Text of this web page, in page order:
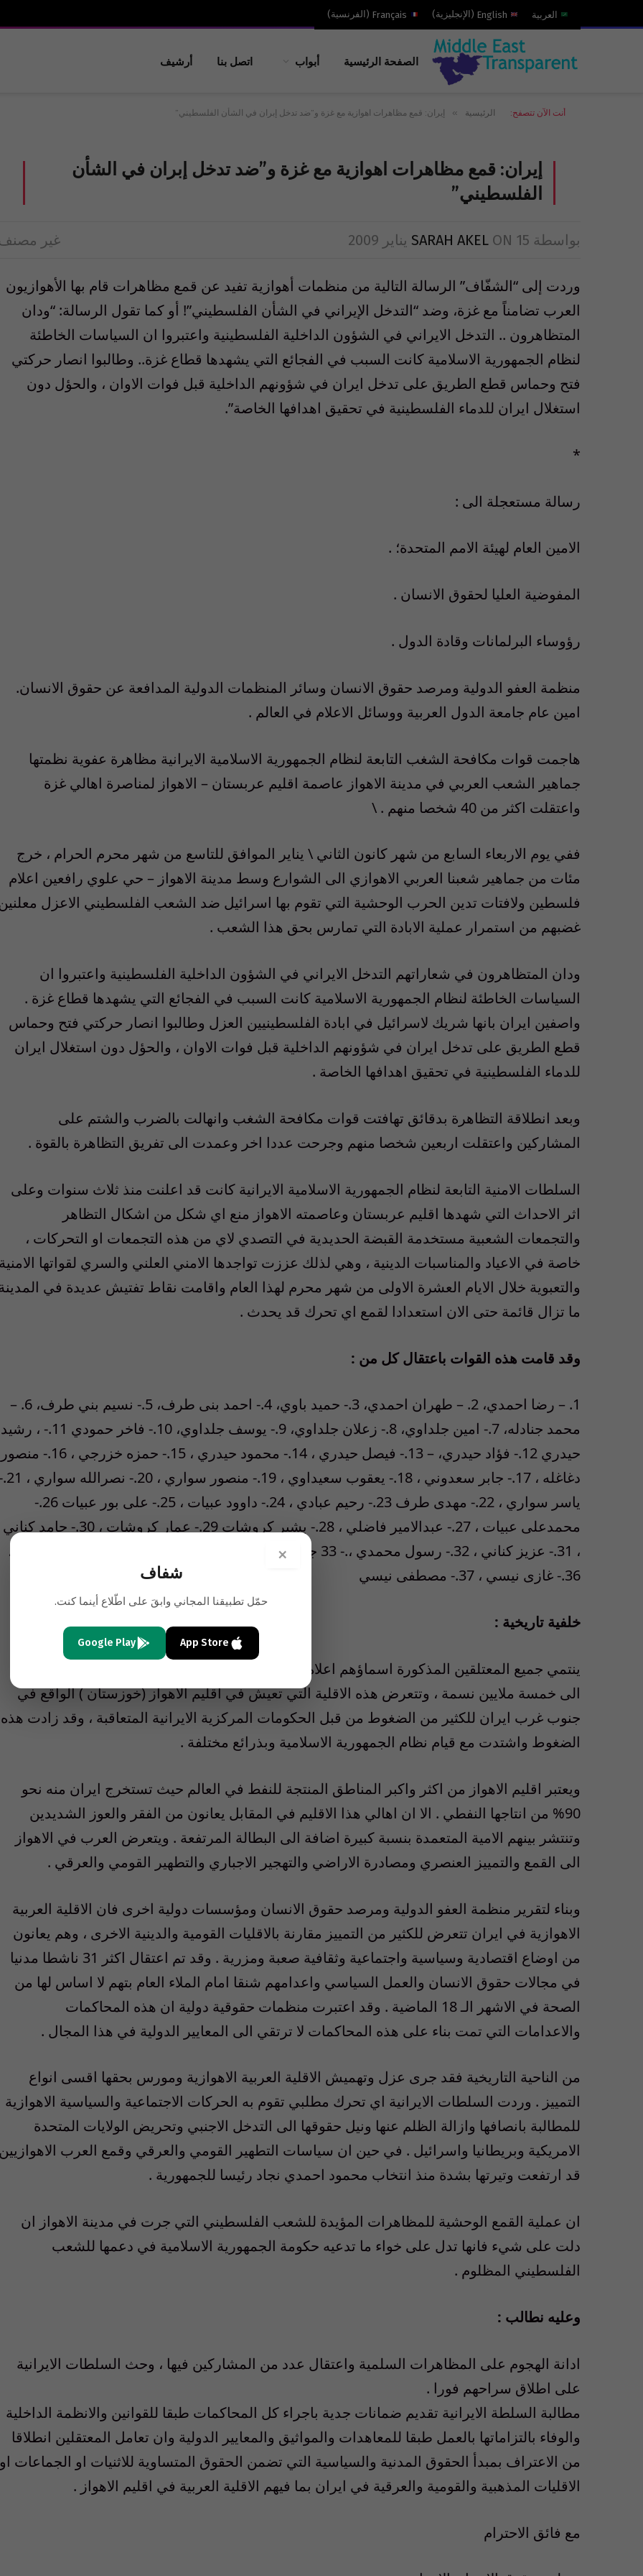
العربية English
( الإنجليزية)
Français
( الفرنسية)
الصفحة الرئيسية أبواب اتصل بنا أرشيف
أنت الآن تتصفح: الرئيسية » إيران: قمع مظاهرات اهوازية مع غزة و”ضد تدخل إبران في الشأن الفلسطيني”
إيران: قمع مظاهرات اهوازية مع غزة و”ضد تدخل إبران في الشأن
الفلسطيني”
بواسطة SARAH AKEL ON 15 يناير 2009 غير
وردت إلى “الشفّاف” الرسالة التالية من منظمات أهوازية تفيد عن قمع مظاهرات قام بها الأهوازيون
العرب تضامناً مع غزة، وضد “التدخل الإيراني في الشأن الفلسطيني”! أو كما تقول الرسالة: “ودان
المتظاهرون .. التدخل الايراني في الشؤون الداخلية الفلسطينية واعتبروا ان السياسات الخاطئة
لنظام الجمهورية الاسلامية كانت السبب في الفجائع التي يشهدها قطاع غزة.. وطالبوا انصار حركتي
فتح وحماس قطع الطريق على تدخل ايران في شؤونهم الداخلية قبل فوات الاوان ، والحؤل دون
استغلال ايران للدماء الفلسطينية في تحقيق اهدافها الخاصة”.
*
رسالة مستعجلة الى :
الامين العام لهيئة الامم المتحدة؛ .
المفوضية العليا لحقوق الانسان .
رؤوساء البرلمانات وقادة الدول .
منظمة العفو الدولية ومرصد حقوق الانسان وسائر المنظمات الدولية المدافعة عن حقوق الانسان.
امين عام جامعة الدول العربية ووسائل الاعلام في العالم .
هاجمت قوات مكافحة الشغب التابعة لنظام الجمهورية الاسلامية الايرانية مظاهرة عفوية نظمتها
جماهير الشعب العربي في مدينة الاهواز عاصمة اقليم عربستان – الاهواز لمناصرة اهالي غزة
واعتقلت اكثر من 40 شخصا منهم . \
ففي يوم الاربعاء السابع من شهر كانون الثاني \ يناير الموافق للتاسع من شهر محرم الحرام ، خرج
مئات من جماهير شعبنا العربي الاهوازي الى الشوارع وسط مدينة الاهواز – حي علوي رافعين اعلام
فلسطين ولافتات تدين الحرب الوحشية التي تقوم بها اسرائيل ضد الشعب الفلسطيني الاعزل
غضبهم من استمرار عملية الابادة التي تمارس بحق هذا الشعب .
ودان المتظاهرون في شعاراتهم التدخل الايراني في الشؤون الداخلية الفلسطينية واعتبروا ان
السياسات الخاطئة لنظام الجمهورية الاسلامية كانت السبب في الفجائع التي يشهدها قطاع غزة .
واصفين ايران بانها شريك لاسرائيل في ابادة الفلسطينيين العزل وطالبوا انصار حركتي فتح وحماس
قطع الطريق على تدخل ايران في شؤونهم الداخلية قبل فوات الاوان ، والحؤل دون استغلال ايران
للدماء الفلسطينية في تحقيق اهدافها الخاصة .
وبعد انطلاقة التظاهرة بدقائق تهافتت قوات مكافحة الشغب وانهالت بالضرب والشتم على
المشاركين واعتقلت اربعين شخصا منهم وجرحت عددا اخر وعمدت الى تفريق التظاهرة بالقوة .
السلطات الامنية التابعة لنظام الجمهورية الاسلامية الايرانية كانت قد اعلنت منذ ثلاث سنوات وعلى
اثر الاحداث التي شهدها اقليم عربستان وعاصمته الاهواز منع اي شكل من اشكال التظاهر
والتجمعات الشعبية مستخدمة القبضة الحديدية في التصدي لاي من هذه التجمعات او التحركات ،
خاصة في الاعياد والمناسبات الدينية ، وهي لذلك عززت تواجدها الامني العلني والسري لقواتها الامنية
والتعبوية خلال الايام العشرة الاولى من شهر محرم لهذا العام واقامت نقاط تفتيش عديدة في
ما تزال قائمة حتى الان استعدادا لقمع اي تحرك قد يحدث .
وقد قامت هذه القوات باعتقال كل من :
1. – رضا احمدي، 2. – طهران احمدي، 3.- حمید باوي، 4.- احمد بنی طرف، 5.- نسیم بني طرف، 6. –
محمد جنادله، 7.- امین جلداوي، 8.- زعلان جلداوي، 9.- یوسف جلداوي، 10.- فاخر حمودي 11.- ، رشید
حیدري 12.- فؤاد حیدري، – 13.- فیصل حیدري ، 14.- محمود حیدري ، 15.- حمزه خزرجي ، 16.- منصور
دغاغله ، 17.- جابر سعدوني ، 18.- یعقوب سعیداوي ، 19.- منصور سواري ، 20.- نصرالله سواري ، 21.-
یاسر سواري ، 22.- مهدی طرف 23.- رحیم عبادي ، 24.- داوود عبیات ، 25.- علی بور عبیات 26.-
محمدعلی عبیات ، 27.- عبدالامیر فاضلي ، 28.- بشیر کروشات 29.- عمار کروشات ، 30.- حامد کناني
، 31.- عزیز کناني ، 32.- رسول محمدي ،.- 33 جابر منصوري ، 34.- علی موسوي ، 35.- ناصر مهاوي ،
36.- غازی نیسي ، 37.- مصطفی نیسي
خلفية تاريخية :
ينتمي جميع المعتلقين المذكورة اسماؤهم اعلاه الى الاقلية العربية الاهوازية التي يصل عدد افرادها
الى خمسة ملايين نسمة ، وتتعرض هذه الاقلية التي تعيش في اقليم الاهواز (خوزستان ) الواقع في
جنوب غرب ايران للكثير من الضغوط من قبل الحكومات المركزية الايرانية المتعاقبة ، وقد زادت هذه
الضغوط واشتدت مع قيام نظام الجمهورية الاسلامية وبذرائع مختلفة .
ويعتبر اقليم الاهواز من اكثر واكبر المناطق المنتجة للنفط في العالم حيث تستخرج ايران منه نحو
90% من انتاجها النفطي . الا ان اهالي هذا الاقليم في المقابل يعانون من الفقر والعوز الشديدين
وتنتشر بينهم الامية المتعمدة بنسبة كبيرة اضافة الى البطالة المرتفعة . ويتعرض العرب في الاهواز
الى القمع والتمييز العنصري ومصادرة الاراضي والتهجير الاجباري والتطهير القومي والعرقي .
وبناء لتقرير منظمة العفو الدولية ومرصد حقوق الانسان ومؤسسات دولية اخرى فان الاقلية العربية
الاهوازية في ايران تتعرض للكثير من التمييز مقارنة بالاقليات القومية والدينية الاخرى ، وهم يعانون
من اوضاع اقتصادية وسياسية واجتماعية وثقافية صعبة ومزرية . وقد تم اعتقال اكثر 31 ناشطا مدنيا
في مجالات حقوق الانسان والعمل السياسي واعدامهم شنقا امام الملاء العام بتهم لا اساس لها من
الصحة في الاشهر الـ 18 الماضية . وقد اعتبرت منظمات حقوقية دولية ان هذه المحاكمات
والاعدامات التي تمت بناء على هذه المحاكمات لا ترتقي الى المعايير الدولية في هذا المجال .
من الناحية التاريخية فقد جرى عزل وتهميش الاقلية العربية الاهوازية ومورس بحقها اقسى انواع
التمييز . وردت السلطات الايرانية اي تحرك مطلبي تقوم به الحركات الاجتماعية والسياسية الاهوازية
للمطالبة بانصافها وازالة الظلم عنها ونيل حقوقها الى التدخل الاجنبي وتحريض الولايات المتحدة
الامريكية وبريطانيا واسرائيل . في حين ان سياسات التطهير القومي والعرقي وقمع العرب الاهوازيين
قد ارتفعت وتيرتها بشدة منذ انتخاب محمود احمدي نجاد رئيسا للجمهورية .
ان عملية القمع الوحشية للمظاهرات المؤيدة للشعب الفلسطيني التي جرت في مدينة الاهواز ان
دلت على شيء فانها تدل على خواء ما تدعيه حكومة الجمهورية الاسلامية في دعمها للشعب
الفلسطيني المظلوم .
وعليه نطالب :
ادانة الهجوم على المظاهرات السلمية واعتقال عدد من المشاركين فيها ، وحث السلطات الايرانية
على اطلاق سراحهم فورا .
مطالبة السلطة الايرانية تقديم ضمانات جدية باجراء كل المحاكمات طبقا للقوانين والانظمة الداخلية
والوفاء بالتزاماتها بالعمل طبقا للمعاهدات والمواثيق والمعايير الدولية وان تعامل المعتقلين انطلاقا
من الاعتراف بمبدأ الحقوق المدنية والسياسية التي تضمن الحقوق المتساوية للاثنيات او الجماعات او
الاقليات المذهبية والقومية والعرقية في ايران بما فيهم الاقلية العربية في اقليم الاهواز .
مع فائق الاحترام
×
شفاف
حمّل تطبيقنا المجاني وابقَ على اطّلاع أينما كنت.
App Store
Google Play